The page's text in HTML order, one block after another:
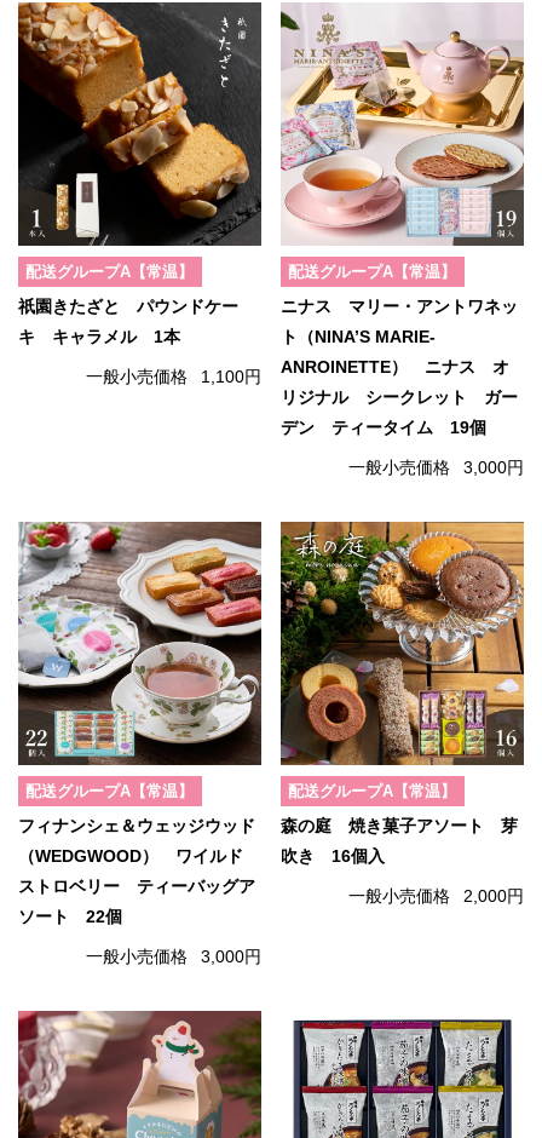
配送グループA【常温】
祇園きたざと パウンドケー
キ キャラメル 1本
一般小売価格 1,100円
配送グループA【常温】
ニナス マリー・アントワネッ
ト（NINA’S MARIE-
ANROINETTE） ニナス オ
リジナル シークレット ガー
デン ティータイム 19個
一般小売価格 3,000円
配送グループA【常温】
フィナンシェ＆ウェッジウッド
（WEDGWOOD） ワイルド
ストロベリー ティーバッグア
ソート 22個
一般小売価格 3,000円
配送グループA【常温】
森の庭 焼き菓子アソート 芽
吹き 16個入
一般小売価格 2,000円